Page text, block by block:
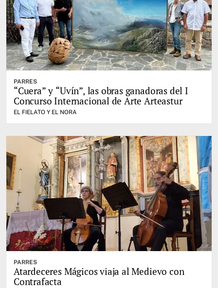
PARRES
“Cuera” y “Uvín”, las obras ganadoras del I
Concurso Internacional de Arte Arteastur
EL FIELATO Y EL NORA
PARRES
Atardeceres Mágicos viaja al Medievo con
Contrafacta